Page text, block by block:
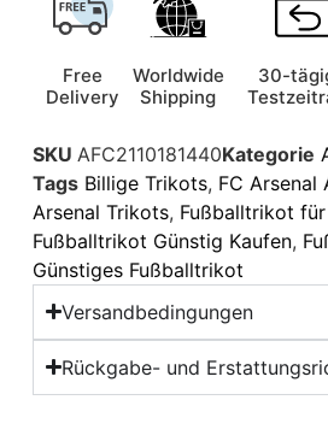
Free
Delivery
Worldwide
Shipping
30-
SKU AFC2110181440Kategorie
Tags Billige Trikots, FC
Arsenal Trikots, Fußballtrikot
Fußballtrikot Günstig Kaufen,
Günstiges Fußballtrikot
Versandbedingungen
Rückgabe- und